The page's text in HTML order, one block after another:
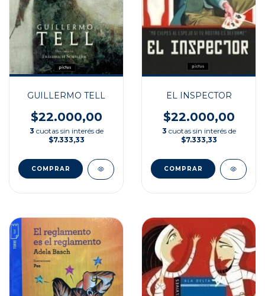
GUILLERMO TELL
$22.000,00
3 cuotas sin interés de
$7.333,33
EL INSPECTOR
$22.000,00
3 cuotas sin interés de
$7.333,33